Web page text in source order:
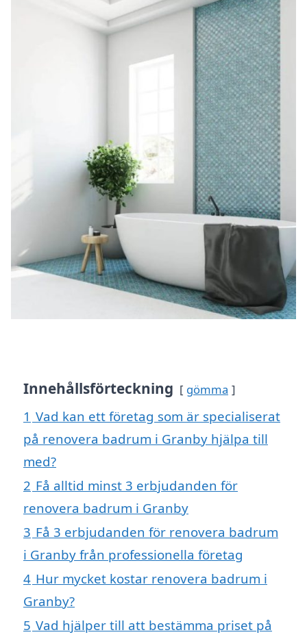
Innehållsförteckning gömma
1 Vad kan ett företag som är specialiserat
på renovera badrum i Granby hjälpa till
med?
2 Få alltid minst 3 erbjudanden för
renovera badrum i Granby
3 Få 3 erbjudanden för renovera badrum
i Granby från professionella företag
4 Hur mycket kostar renovera badrum i
Granby?
5 Vad hjälper till att bestämma priset på